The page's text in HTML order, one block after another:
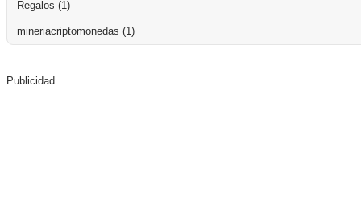
Regalos (1)
mineriacriptomonedas (1)
Publicidad